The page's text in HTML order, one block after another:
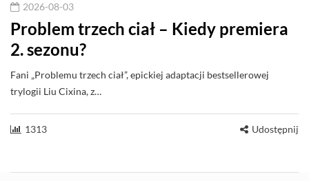
2026-08-03
Problem trzech ciał – Kiedy premiera
2. sezonu?
Fani „Problemu trzech ciał”, epickiej adaptacji bestsellerowej
trylogii Liu Cixina, z…
1313 Udostępnij